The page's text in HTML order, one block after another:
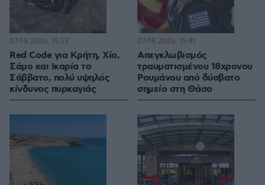
Red Code για Κρήτη, Χίο,
Σάμο και Ικαρία το
Σάββατο, πολύ υψηλός
κίνδυνος πυρκαγιάς
07.08.2026, 15:53
Απεγκλωβισμός
τραυματισμένου 18χρονου
Ρουμάνου από δύσβατο
σημείο στη Θάσο
07.08.2026, 15:41